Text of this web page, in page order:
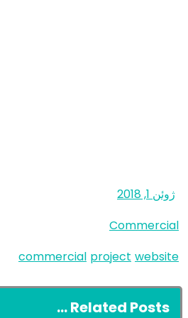
ژوئن 1, 2018
Commercial
commercial project website
Related Posts ...